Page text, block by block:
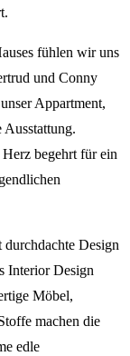
fühlen wir uns
und Conny
Appartment,
begehrt für ein
Design
Interior Design
Möbel,
machen die
edle